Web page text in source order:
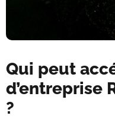
Qui peut
d’entreprise
?